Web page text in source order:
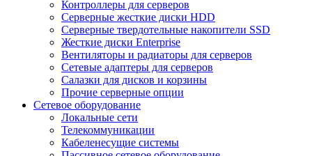
Контроллеры для серверов
Серверные жесткие диски HDD
Серверные твердотельные накопители SSD
Жесткие диски Enterprise
Вентиляторы и радиаторы для серверов
Сетевые адаптеры для серверов
Салазки для дисков и корзины
Прочие серверные опции
Сетевое оборудование
Локальные сети
Телекоммуникации
Кабеленесущие системы